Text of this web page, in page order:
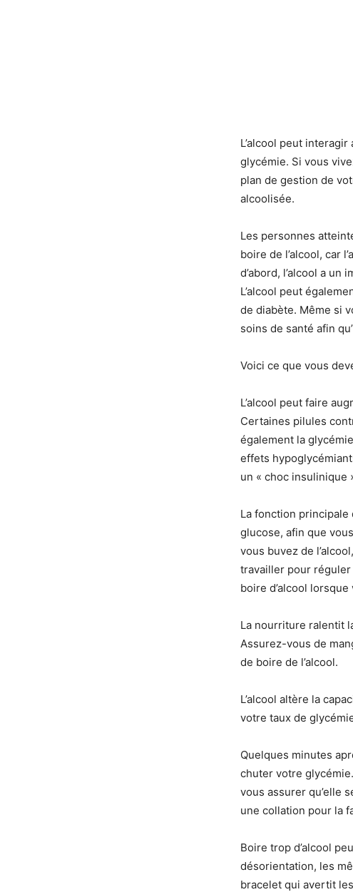
L’alcool peut
glycémie. Si vous
plan de gestion de
alcoolisée.
Les personnes
boire de l’alcool, car
d’abord, l’alcool a
L’alcool peut
de diabète. Même si
soins de santé afin
Voici ce que vous
L’alcool peut faire
Certaines pilules
également la
effets
un « choc insulinique
La fonction
glucose, afin que
vous buvez de
travailler pour réguler
boire d’alcool
La nourriture ralentit
Assurez-vous de
de boire de l’alcool.
L’alcool altère la
votre taux de
Quelques minutes
chuter votre
vous assurer qu’elle
une collation pour la
Boire trop d’alcool
désorientation, les
bracelet qui avertit